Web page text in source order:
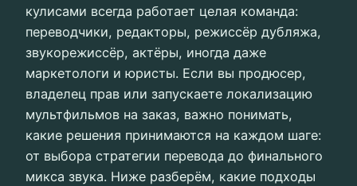
кулисами всегда работает целая команда:
переводчики, редакторы, режиссёр дубляжа,
звукорежиссёр, актёры, иногда даже
маркетологи и юристы. Если вы продюсер,
владелец прав или запускаете локализацию
мультфильмов на заказ, важно понимать,
какие решения принимаются на каждом шаге:
от выбора стратегии перевода до финального
микса звука. Ниже разберём, какие подходы